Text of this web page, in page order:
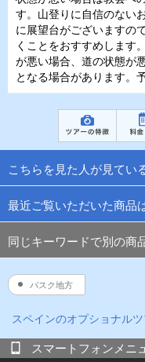
す。山登りに自信のない
に展望台がございますの
くことをおすすめします
が悪い場合、道の状態が
となる場合があります。
こちらを見た人が見てい
最近ご覧いただいた商品
同じキーワードで別の商
バスク地方
スペインのオプショナル
スマートフォンメニ